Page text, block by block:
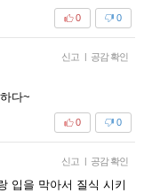
0
0
신고 | 공감 확인
다~
0
0
신고 | 공감 확인
입을 막아서 질식 시키